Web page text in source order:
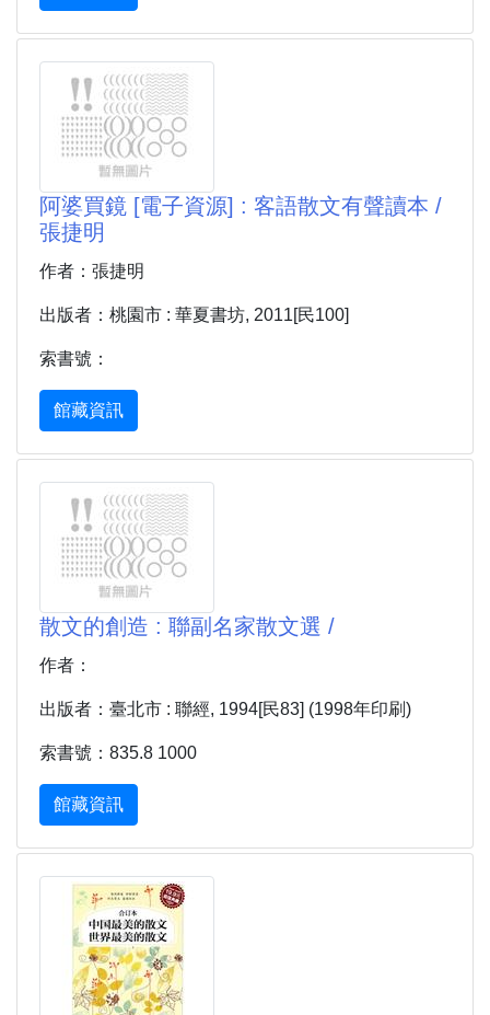
阿婆買鏡 [電子資源] : 客語散文有聲讀本 /
張捷明
作者：張捷明
出版者：桃園市 : 華夏書坊, 2011[民100]
索書號：
館藏資訊
散文的創造 : 聯副名家散文選 /
作者：
出版者：臺北市 : 聯經, 1994[民83] (1998年印刷)
索書號：835.8 1000
館藏資訊